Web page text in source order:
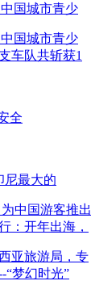
国城市青少
国城市青少
车队共斩获1
全
尼最大的
中国游客推出
：开年出海，
亚旅游局，专
“梦幻时光”